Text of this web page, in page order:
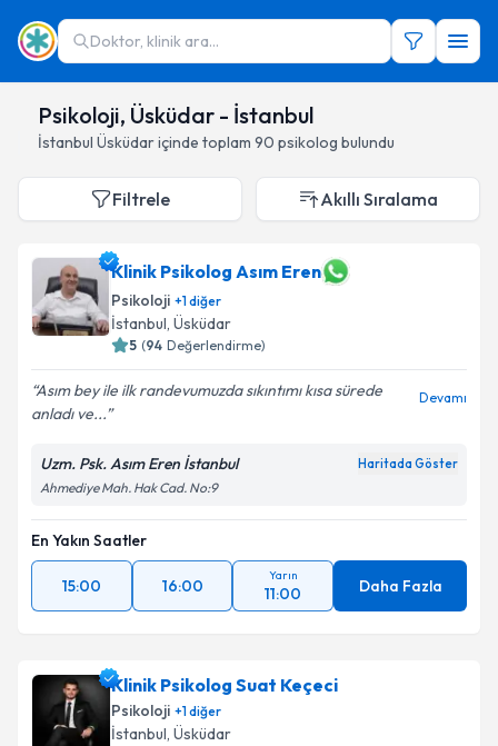
Doktor, klinik ara...
Psikoloji, Üsküdar - İstanbul
İstanbul Üsküdariçinde toplam 90 psikolog bulundu
Filtrele Akıllı Sıralama
Klinik Psikolog Asım Eren
Psikoloji +1diğer
İstanbul, Üsküdar
5 (94 Değerlendirme)
Asım bey ile ilk randevumuzda sıkıntımı kısa sürede
anladı ve...
Devamı
Uzm. Psk. Asım Eren İstanbul Haritada Göster
Ahmediye Mah. Hak Cad. No:9
En Yakın Saatler
15:00 16:00
Yarın
11:00 Daha Fazla
Klinik Psikolog Suat Keçeci
Psikoloji +1diğer
İstanbul, Üsküdar